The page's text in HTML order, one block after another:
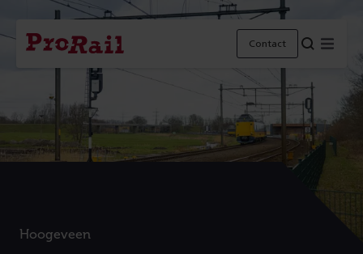
Navigatie
Homepage
ProRail
Contact
Hoogeveen